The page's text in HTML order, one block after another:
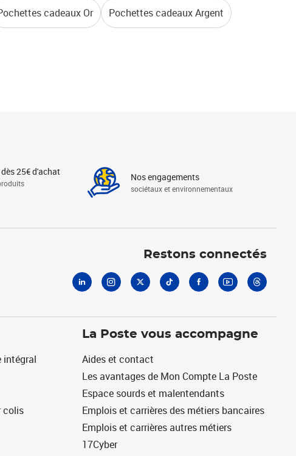
cadeaux Or Pochettes cadeaux Argent
25€ d'achat Nos engagements
sociétaux et environnementaux
Restons connectés
intégral
colis
La Poste vous accompagne
Aides et contact
Les avantages de Mon Compte La Poste
Espace sourds et malentendants
Emplois et carrières des métiers bancaires
Emplois et carrières autres métiers
17Cyber